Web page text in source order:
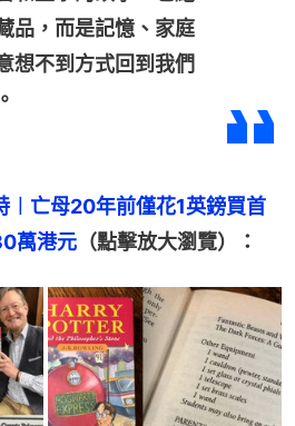
品，而是記憶、家庭
想不到方式回到我們
︱亡母20年前僅花1英鎊買首
萬港元 （點擊放大瀏覽）：